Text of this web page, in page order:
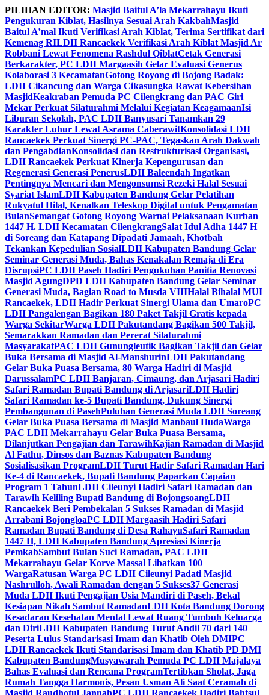
Skip
to
content
PILIHAN EDITOR: Masjid Baitul A’la Mekarrahayu Ikuti
Pengukuran Kiblat, Hasilnya Sesuai Arah KakbahMasjid
Baitul A’mal Ikuti Verifikasi Arah Kiblat, Terima Sertifikat dari
Kemenag RILDII Rancaekek Verifikasi Arah Kiblat Masjid Ar
Robbani Lewat Fenomena Rashdul QiblatCetak Generasi
Berkarakter, PC LDII Margaasih Gelar Evaluasi Generus
Kolaborasi 3 KecamatanGotong Royong di Bojong Badak:
LDII Cikancung dan Warga Cikasungka Rawat Kebersihan
MasjidKeakraban Pemuda PC Cilengkrang dan PAC Giri
Mekar Perkuat Silaturahmi Melalui Kegiatan KeagamaanIsi
Liburan Sekolah, PAC LDII Banyusari Tanamkan 29
Karakter Luhur Lewat Asrama CaberawitKonsolidasi LDII
Rancaekek Perkuat Sinergi PC-PAC, Tegaskan Arah Dakwah
dan PengabdianKonsolidasi dan Restrukturisasi Organisasi,
LDII Rancaekek Perkuat Kinerja Kepengurusan dan
Regenerasi Generasi PenerusLDII Baleendah Ingatkan
Pentingnya Mencari dan Mengonsumsi Rezeki Halal Sesuai
Syariat IslamLDII Kabupaten Bandung Gelar Pelatihan
Rukyatul Hilal, Kenalkan Teleskop Digital untuk Pengamatan
BulanSemangat Gotong Royong Warnai Pelaksanaan Kurban
1447 H. LDII Kecamatan CilengkrangSalat Idul Adha 1447 H
di Soreang dan Katapang Dipadati Jamaah, Khotbah
Tekankan Kepedulian SosialLDII Kabupaten Bandung Gelar
Seminar Generasi Muda, Bahas Kenakalan Remaja di Era
DisrupsiPC LDII Paseh Hadiri Pengukuhan Panitia Renovasi
Masjid AgungDPD LDII Kabupaten Bandung Gelar Seminar
Generasi Muda, Bagian Road to Musda VIIIHalal Bihalal MUI
Rancaekek, LDII Hadir Perkuat Sinergi Ulama dan UmaroPC
LDII Pangalengan Bagikan 180 Paket Takjil Gratis kepada
Warga SekitarWarga LDII Pakutandang Bagikan 500 Takjil,
Semarakkan Ramadan dan Pererat Silaturahmi
MasyarakatPAC LDII Gunungleutik Bagikan Takjil dan Gelar
Buka Bersama di Masjid Al-ManshurinLDII Pakutandang
Gelar Buka Puasa Bersama, 80 Warga Hadiri di Masjid
DarussalamPC LDII Banjaran, Cimaung, dan Arjasari Hadiri
Safari Ramadan Bupati Bandung di ArjasariLDII Hadiri
Safari Ramadan ke-5 Bupati Bandung, Dukung Sinergi
Pembangunan di PasehPuluhan Generasi Muda LDII Soreang
Gelar Buka Puasa Bersama di Masjid Manbaul HudaWarga
PAC LDII Mekarrahayu Gelar Buka Puasa Bersama,
Dilanjutkan Pengajian dan TarawihKajian Ramadan di Masjid
Al Fathu, Dinsos dan Baznas Kabupaten Bandung
Sosialisasikan ProgramLDII Turut Hadir Safari Ramadan Hari
Ke-4 di Rancaekek, Bupati Bandung Paparkan Capaian
Program 1 TahunLDII Cileunyi Hadiri Safari Ramadan dan
Tarawih Keliling Bupati Bandung di BojongsoangLDII
Rancaekek Beri Pembekalan 5 Sukses Ramadan di Masjid
Arrabani BojongloaPC LDII Margaasih Hadiri Safari
Ramadan Bupati Bandung di Desa RahayuSafari Ramadan
1447 H, LDII Kabupaten Bandung Apresiasi Kinerja
PemkabSambut Bulan Suci Ramadan, PAC LDII
Mekarrahayu Gelar Korve Massal Libatkan 100
WargaRatusan Warga PC LDII Cileunyi Padati Masjid
Nashrulloh, Awali Ramadan dengan 5 Sukses37 Generasi
Muda LDII Ikuti Pengajian Usia Mandiri di Paseh, Bekal
Kesiapan Nikah Sambut RamadanLDII Kota Bandung Dorong
Kesadaran Kesehatan Mental Lewat Ruang Tumbuh Keluarga
dan DiriLDII Kabupaten Bandung Turut Andil 70 dari 140
Peserta Lulus Standarisasi Imam dan Khatib Oleh DMIPC
LDII Rancaekek Ikuti Standarisasi Imam dan Khatib PD DMI
Kabupaten BandungMusyawarah Pemuda PC LDII Majalaya
Bahas Evaluasi dan Rencana ProgramTertibkan Sholat, Jaga
Rumah Tangga Harmonis, Pesan Usman Ali Saat Ceramah di
Masjid Raudhotul JannahPC LDII Rancaekek Hadiri Bahtsul